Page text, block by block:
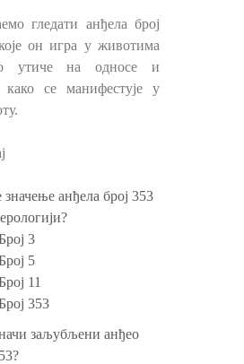
гледати анђела број
он игра у животима
утиче на односе и
како се манифестује у
значење анђела број 353
3
5
11
353
заљубљени анђео